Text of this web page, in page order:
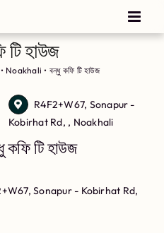
টি হাউজ
• Noakhali • বন্ধু কফি টি হাউজ
R4F2+W67, Sonapur -
Kobirhat Rd, , Noakhali
টি হাউজ
Sonapur - Kobirhat Rd,